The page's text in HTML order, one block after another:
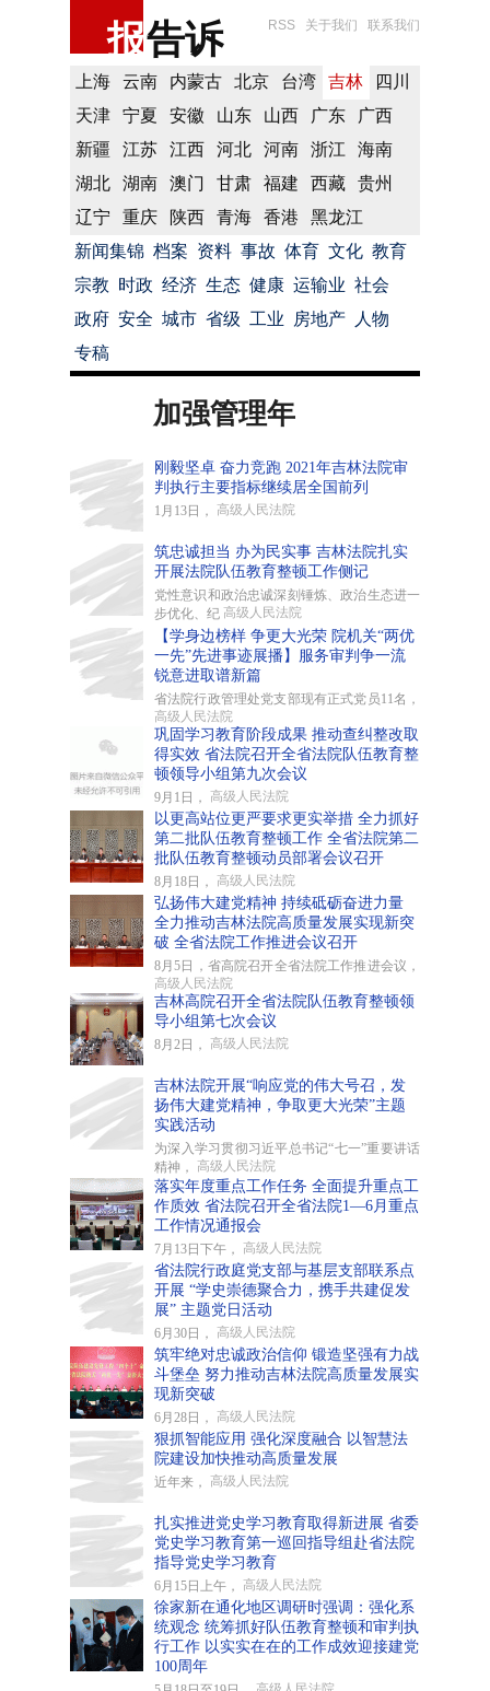
报告诉 RSS 关于我们 联系我们
上海 云南 内蒙古 北京 台湾 吉林
四川
天津
宁夏 安徽 山东 山西 广东
广西
新疆
江苏 江西 河北 河南 浙江
海南
湖北
湖南 澳门 甘肃 福建 西藏
贵州
辽宁
重庆 陕西 青海 香港
黑龙江
新闻集锦 档案 资料 事故 体育 文化 教育
宗教 时政 经济 生态 健康 运输业 社会
政府 安全 城市 省级 工业 房地产
人物
专稿
加强管理年
刚毅坚卓 奋力竞跑 2021年吉林法院审
判执行主要指标继续居全国前列
1月13日， 高级人民法院
筑忠诚担当 办为民实事 吉林法院扎实
开展法院队伍教育整顿工作侧记
党性意识和政治忠诚深刻锤炼、政治生态进一
步优化、纪 高级人民法院
【学身边榜样 争更大光荣 院机关“两优
一先”先进事迹展播】服务审判争一流
锐意进取谱新篇
省法院行政管理处党支部现有正式党员11名，
高级人民法院
巩固学习教育阶段成果 推动查纠整改取
得实效 省法院召开全省法院队伍教育整
顿领导小组第九次会议
9月1日， 高级人民法院
以更高站位更严要求更实举措 全力抓好
第二批队伍教育整顿工作 全省法院第二
批队伍教育整顿动员部署会议召开
8月18日， 高级人民法院
弘扬伟大建党精神 持续砥砺奋进力量
全力推动吉林法院高质量发展实现新突
破 全省法院工作推进会议召开
8月5日，省高院召开全省法院工作推进会议，
高级人民法院
吉林高院召开全省法院队伍教育整顿领
导小组第七次会议
8月2日， 高级人民法院
吉林法院开展“响应党的伟大号召，发
扬伟大建党精神，争取更大光荣”主题
实践活动
为深入学习贯彻习近平总书记“七一”重要讲话
精神， 高级人民法院
落实年度重点工作任务 全面提升重点工
作质效 省法院召开全省法院1—6月重点
工作情况通报会
7月13日下午， 高级人民法院
省法院行政庭党支部与基层支部联系点
开展 “学史崇德聚合力，携手共建促发
展” 主题党日活动
6月30日， 高级人民法院
筑牢绝对忠诚政治信仰 锻造坚强有力战
斗堡垒 努力推动吉林法院高质量发展实
现新突破
6月28日， 高级人民法院
狠抓智能应用 强化深度融合 以智慧法
院建设加快推动高质量发展
近年来， 高级人民法院
扎实推进党史学习教育取得新进展 省委
党史学习教育第一巡回指导组赴省法院
指导党史学习教育
6月15日上午， 高级人民法院
徐家新在通化地区调研时强调：强化系
统观念 统筹抓好队伍教育整顿和审判执
行工作 以实实在在的工作成效迎接建党
100周年